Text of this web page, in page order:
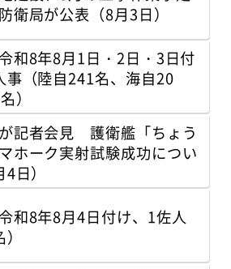
衛局が公表（8月3日）
和8年8月1日・2日・3日付
事（陸自241名、海自20
）
記者会見 護衛艦「ちょう
ホーク実射試験成功につい
日）
和8年8月4日付け、1佐人